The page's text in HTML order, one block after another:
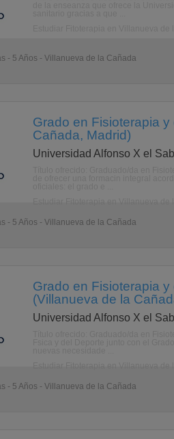
- 5 Años - Villanueva de la Cañada
Grado en Fisioterapia
Cañada, Madrid)
Universidad Alfonso X el
- 5 Años - Villanueva de la Cañada
Grado en Fisioterapia
(Villanueva de la
Universidad Alfonso X el
- 5 Años - Villanueva de la Cañada